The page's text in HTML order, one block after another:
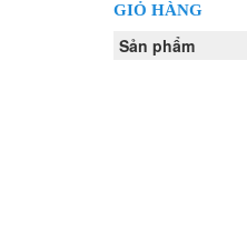
GIỎ HÀNG
Sản phẩm